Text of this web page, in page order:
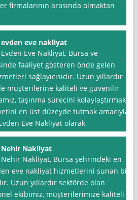
firmalarının arasında olmaktan
evden eve nakliyat
Eve Nakliyat, Bursa ve
faaliyet gösteren önde gelen
sağlayıcısıdır. Uzun yıllardır
müşterilerine kaliteli ve güvenilir
taşınma sürecini kolaylaştırmak
en üst düzeyde tutmak amacıyla
Eve Nakliyat olarak,
Nehir Nakliyat
Nakliyat, Bursa şehrindeki en
eve nakliyat hizmetlerini sunan bir
Uzun yıllardır sektörde olan
ekibimiz, müşterilerimize kaliteli